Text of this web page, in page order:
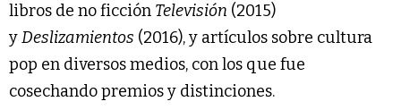
libros de no ficción Televisión (2015)
yDeslizamientos (2016), y artículos sobre cultura
pop en diversos medios, con los que fue
cosechando premios y distinciones.